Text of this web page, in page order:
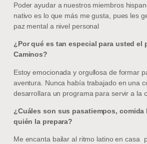
Poder ayudar a nuestros miembros
nativo es lo que más me gusta, pues les
paz mental a nivel personal
¿Por qué es tan especial para usted el
Caminos?
Estoy emocionada y orgullosa de formar
aventura. Nunca había trabajado en una
desarrollara un programa para servir a la
¿Cuáles son sus pasatiempos,
quién la prepara?
Me encanta bailar al ritmo latino en casa